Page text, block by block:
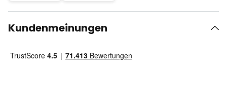
Kundenmeinungen